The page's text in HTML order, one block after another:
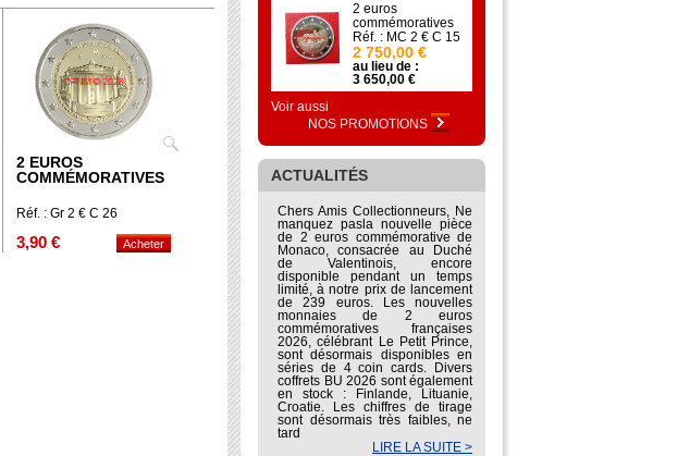
2 EUROS
COMMÉMORATIVES
Réf. : Gr 2 € C 26
3,90 €
2 euros
commémoratives
Réf. : MC 2 € C 15
2 750,00 €
au lieu de :
3 650,00 €
Voir aussi
NOS PROMOTIONS
ACTUALITÉS
Chers Amis Collectionneurs, Ne
manquez pasla nouvelle pièce
de 2 euros commémorative de
Monaco, consacrée au Duché
de Valentinois, encore
disponible pendant un temps
limité, à notre prix de lancement
de 239 euros. Les nouvelles
monnaies de 2 euros
commémoratives françaises
2026, célébrant Le Petit Prince,
sont désormais disponibles en
séries de 4 coin cards. Divers
coffrets BU 2026 sont également
en stock : Finlande, Lituanie,
Croatie. Les chiffres de tirage
sont désormais très faibles, ne
tard
LIRE LA SUITE >